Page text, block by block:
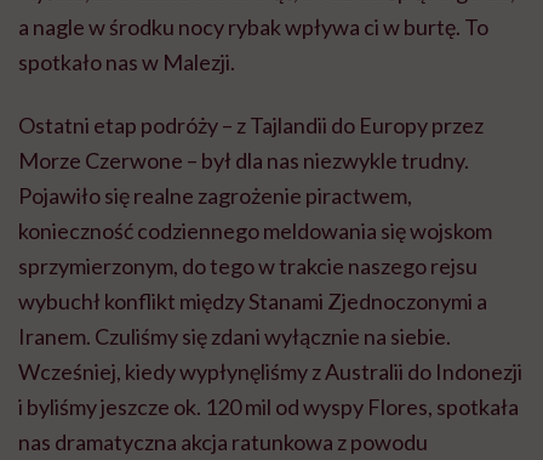
a nagle w środku nocy rybak wpływa ci w burtę. To
spotkało nas w Malezji.
Ostatni etap podróży – z Tajlandii do Europy przez
Morze Czerwone – był dla nas niezwykle trudny.
Pojawiło się realne zagrożenie piractwem,
konieczność codziennego meldowania się wojskom
sprzymierzonym, do tego w trakcie naszego rejsu
wybuchł konflikt między Stanami Zjednoczonymi a
Iranem. Czuliśmy się zdani wyłącznie na siebie.
Wcześniej, kiedy wypłynęliśmy z Australii do Indonezji
i byliśmy jeszcze ok. 120 mil od wyspy Flores, spotkała
nas dramatyczna akcja ratunkowa z powodu